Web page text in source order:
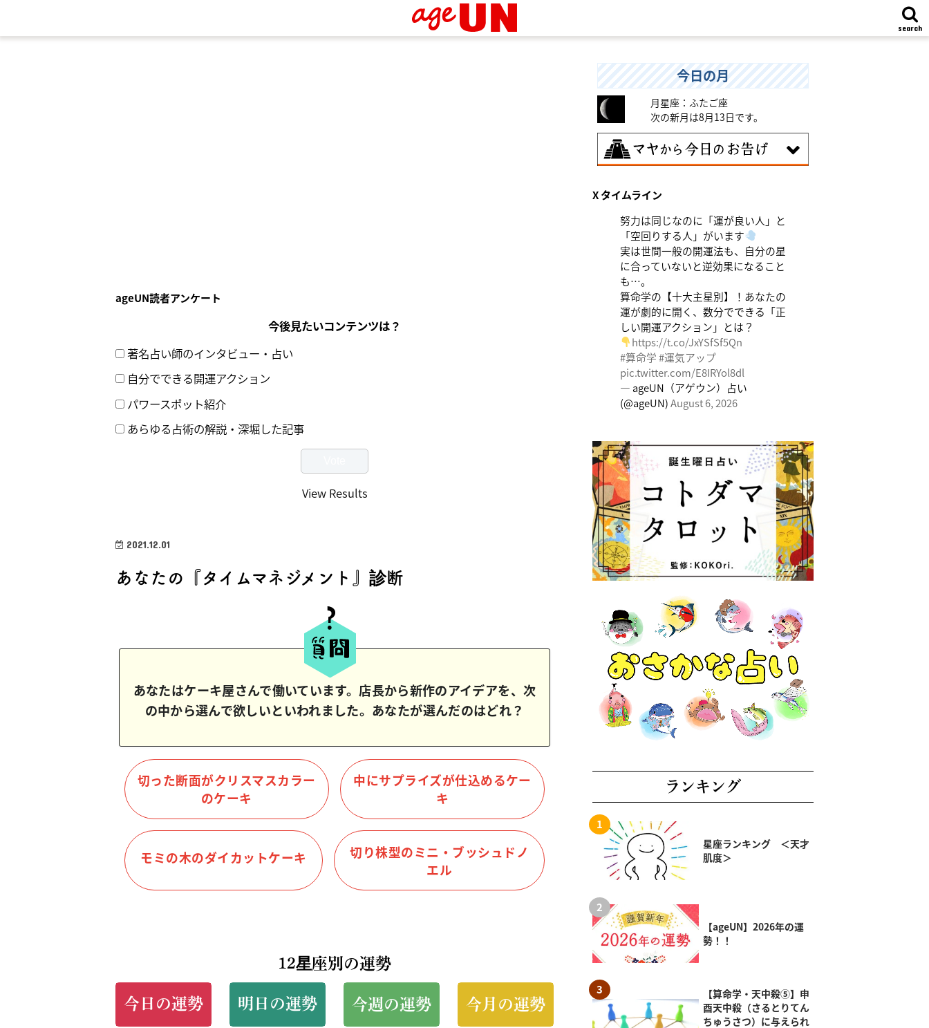
search
ageUN読者アンケート
今後見たいコンテンツは？
著名占い師のインタビュー・占い
自分でできる開運アクション
パワースポット紹介
あらゆる占術の解説・深堀した記事
View Results
2021.12.01
あなたの『タイムマネジメント』診断
あなたはケーキ屋さんで働いています。店長から新作のアイデアを、次
の中から選んで欲しいといわれました。あなたが選んだのはどれ？
切った断面がクリスマスカラー
のケーキ
中にサプライズが仕込めるケー
キ
モミの木のダイカットケーキ
切り株型のミニ・ブッシュドノ
エル
12星座別の運勢
今日の運勢 明日の運勢 今週の運勢 今月の運勢
今日の月
月星座：ふたご座
次の新月は8月13日です。
興味のある分野で、熟練を志す日。なんと
とで、才能が開花します。
X タイムライン
努力は同じなのに「運が良い人」と
「空回りする人」がいます
実は世間一般の開運法も、自分の星
に合っていないと逆効果になること
も…。
算命学の【十大主星別】！あなたの
運が劇的に開く、数分でできる「正
しい開運アクション」とは？
https://t.co/JxYSfSf5Qn
#算命学#運気アップ
pic.twitter.com/E8IRYol8dl
— ageUN（アゲウン）占い
(@ageUN)August 6, 2026
ランキング
星座ランキング ＜天才
肌度＞
【ageUN】2026年の運
勢！！
【算命学・天中殺⑤】申
酉天中殺（さるとりてん
ちゅうさつ）に与えられ